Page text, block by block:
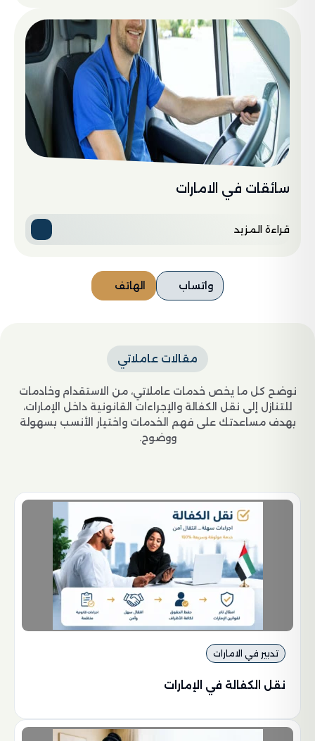
سائقات في الامارات
قراءة المزيد
واتساب الهاتف
مقالات عاملاتي
نوضح كل ما يخص خدمات عاملاتي، من الاستقدام وخادمات
للتنازل إلى نقل الكفالة والإجراءات القانونية داخل الإمارات،
بهدف مساعدتك على فهم الخدمات واختيار الأنسب بسهولة
ووضوح.
تدبير في الامارات
نقل الكفالة في الإمارات